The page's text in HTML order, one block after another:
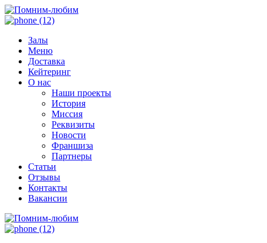
Залы
Меню
Доставка
Кейтеринг
О нас
Наши проекты
История
Миссия
Реквизиты
Новости
Франшиза
Партнеры
Статьи
Отзывы
Контакты
Вакансии